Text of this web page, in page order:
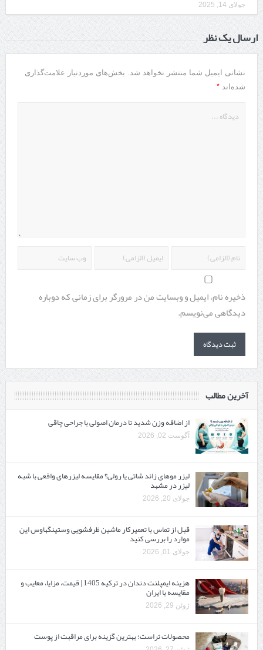
جولای 14, 2025
ارسال یک نظر
نشانی ایمیل شما منتشر نخواهد شد.
بخش‌های موردنیاز علامت‌گذاری
شده‌اند *
ذخیره نام، ایمیل و وبسایت من در مرورگر برای زمانی که دوباره
دیدگاهی می‌نویسم.
آخرین مطالب
از اضافه وزن شدید تا درمان اصولی با جراحی چاقی
آگوست 02, 2026
لیزر موهای زائد شاتی یا رولی؟ مقایسه لیزرهای واقعی با شبه‌
لیزر در مشهد
جولای 20, 2026
قبل از تماس با تعمیرکار ماشین ظرفشویی وستینگهاوس این
موارد را بررسی کنید
جولای 01, 2026
هزینه ایمپلنت دندان در ترکیه 1405 | قیمت، مزایا، معایب و
مقایسه با ایران
ژوئن 29, 2026
محصولات تراست؛ بهترین گزینه برای مراقبت از پوست